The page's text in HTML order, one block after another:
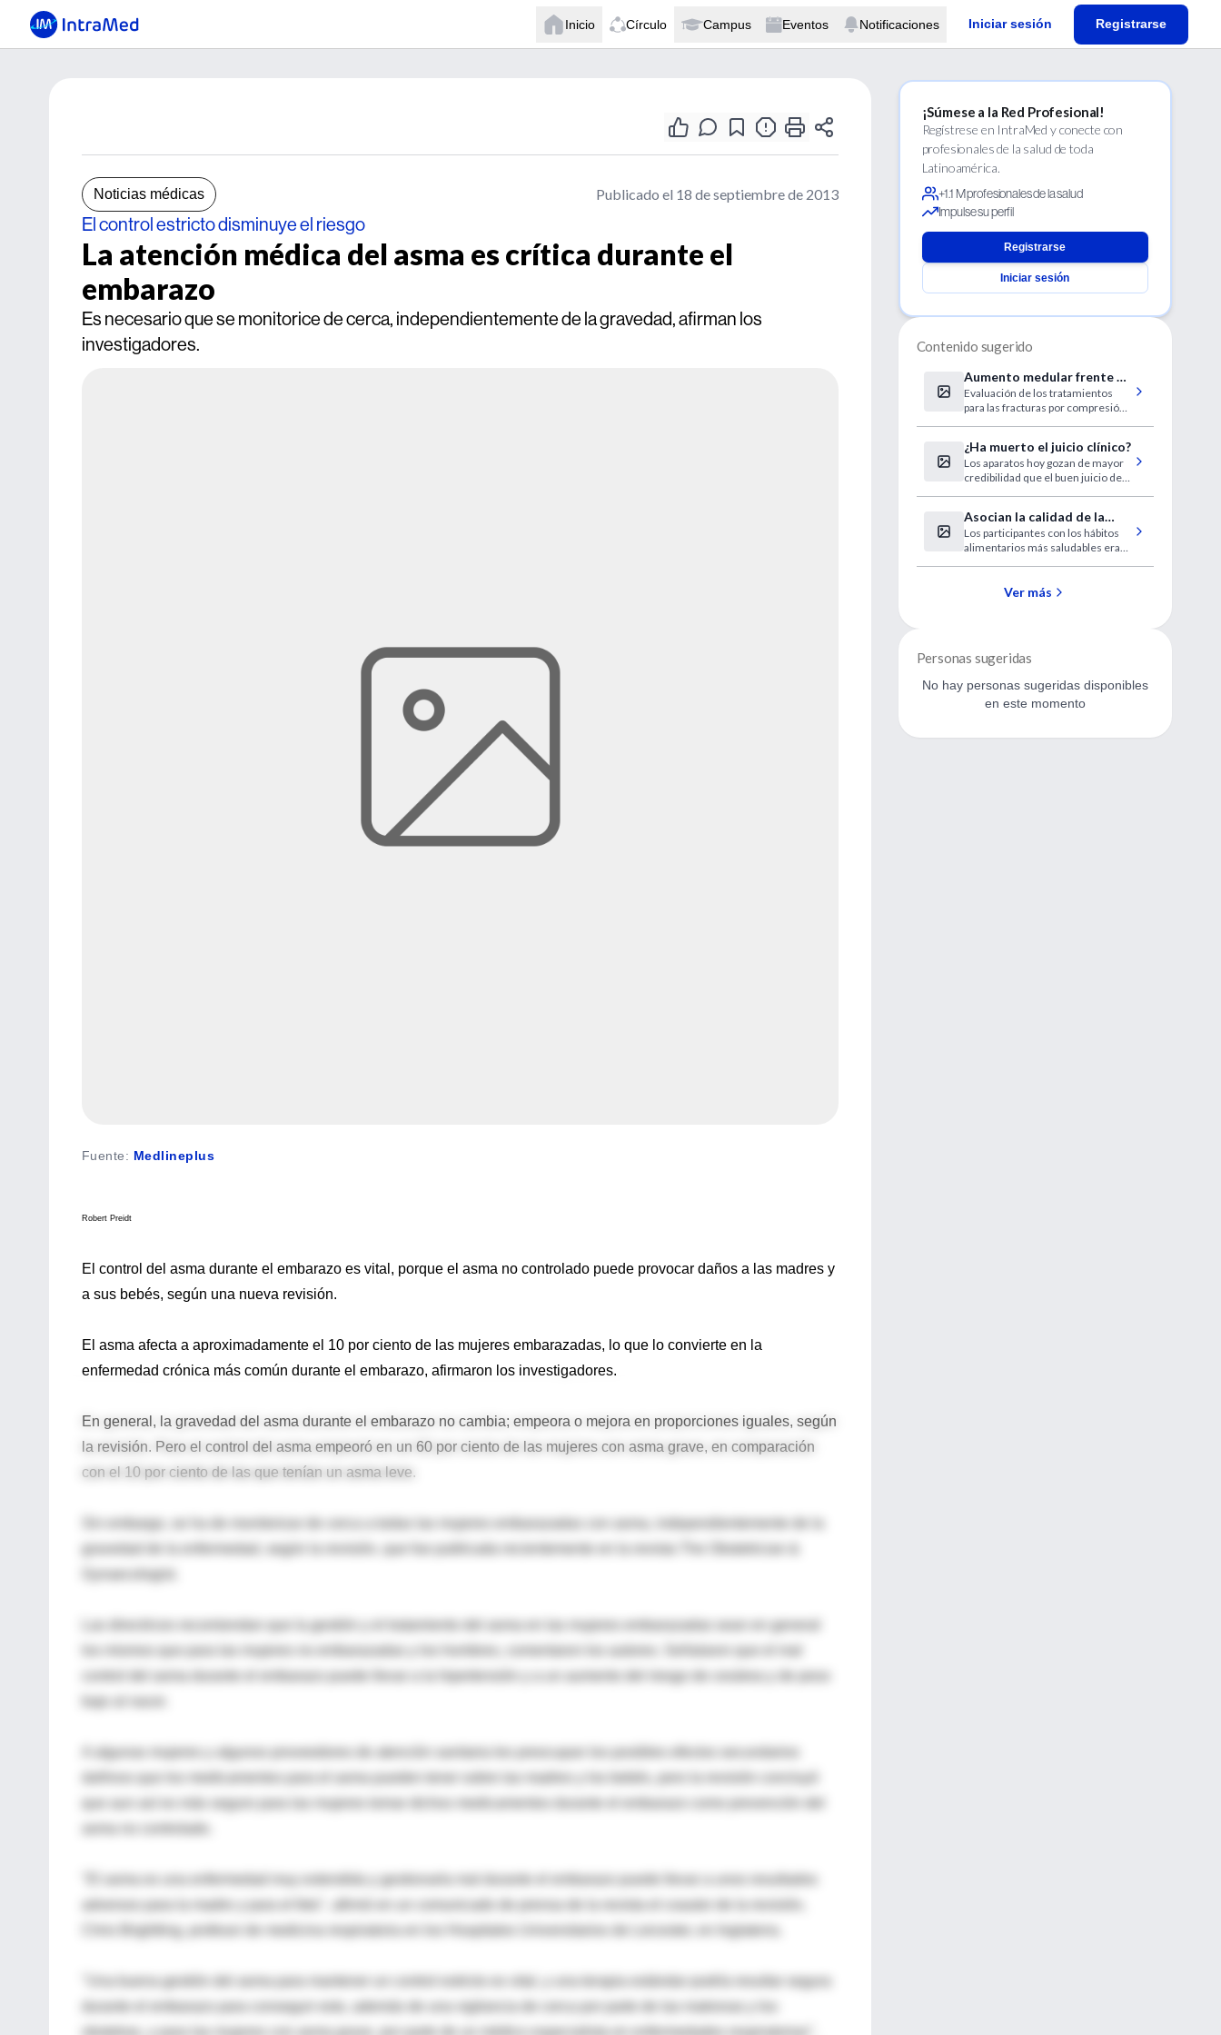
Inicio Círculo Campus Eventos Notificaciones Iniciar sesión Registrarse
Noticias médicas Publicado el 18 de septiembre de 2013
El control estricto disminuye el riesgo
La atención médica del asma es crítica durante el
embarazo
Es necesario que se monitorice de cerca, independientemente de la gravedad, afirman los
investigadores.
Fuente: Medlineplus
Robert Preidt
El control del asma durante el embarazo es vital, porque el asma no controlado puede provocar daños a las madres y
a sus bebés, según una nueva revisión.
El asma afecta a aproximadamente el 10 por ciento de las mujeres embarazadas, lo que lo convierte en la
enfermedad crónica más común durante el embarazo, afirmaron los investigadores.
En general, la gravedad del asma durante el embarazo no cambia; empeora o mejora en proporciones iguales, según
la revisión. Pero el control del asma empeoró en un 60 por ciento de las mujeres con asma grave, en comparación
con el 10 por ciento de las que tenían un asma leve.
Sin embargo, se ha de monitorizar de cerca a todas las mujeres embarazadas con asma, independientemente de la
gravedad de la enfermedad, según la revisión, que fue publicada recientemente en la revista The Obstetrician &
Gynaecologist.
Las directrices recomiendan que la gestión y el tratamiento del asma en las mujeres embarazadas sean en general
control del asma durante el embarazo puede llevar a la hipertensión y a un aumento del riesgo de cesárea y de peso
A algunas mujeres y algunos proveedores de atención sanitaria les preocupan los posibles efectos secundarios
que aun así es más seguro para las mujeres tomar dichos medicamentos durante el embarazo como prevención del
"El asma es una enfermedad muy extendida y gestionarla mal durante el embarazo puede llevar a unos resultados
Chris Brightling, profesor de medicina respiratoria en los Hospitales Universitarios de Leicester, en Inglaterra.
"Una buena gestión del asma para mantener un control estricto es vital, y una terapia estándar podría resultar segura
durante el embarazo para conseguir esto, además de una vigilancia de cerca por parte de las matronas y los
¡Súmese a la Red Profesional!
Regístrese en IntraMed y conecte con
profesionales de la salud de toda
Latinoamérica.
+1.1 M profesionales de la salud
Impulse su perfil
Registrarse
Iniciar sesión
Contenido sugerido
Aumento medular frente a
la terapia conservadora
Evaluación de los tratamientos
para las fracturas por compresión
¿Ha muerto el juicio clínico?
Los aparatos hoy gozan de mayor
credibilidad que el buen juicio de
Asocian la calidad de la
dieta con riesgo de cáncer
pancreático
Los participantes con los hábitos
alimentarios más saludables eran
Ver más
Personas sugeridas
No hay personas sugeridas disponibles
en este momento